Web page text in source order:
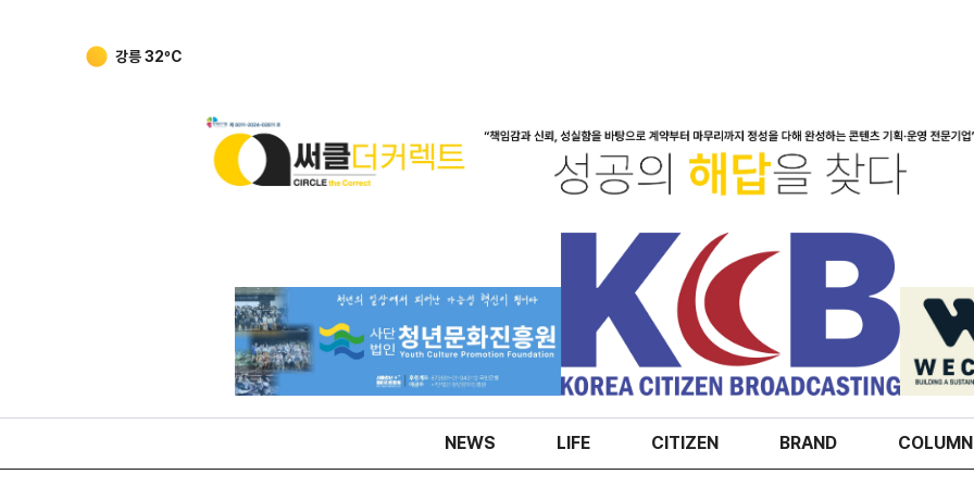
강릉32ºC
NEWS LIFE CITIZEN BRAND COLUMN